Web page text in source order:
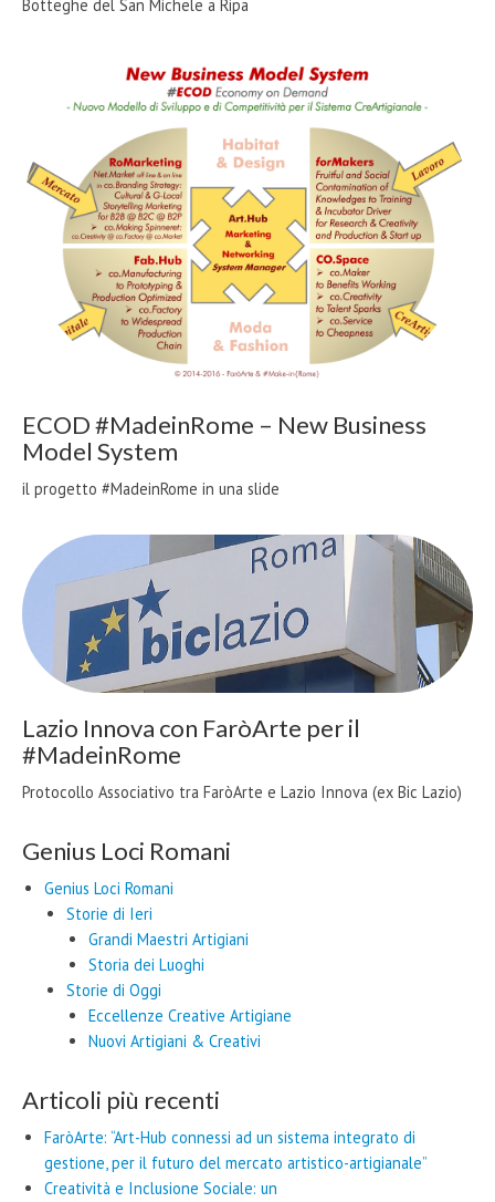
Botteghe del San Michele a Ripa
ECOD #MadeinRome – New Business
Model System
il progetto #MadeinRome in una slide
Lazio Innova con FaròArte per il
#MadeinRome
Protocollo Associativo tra FaròArte e Lazio Innova (ex Bic Lazio)
Genius Loci Romani
Genius Loci Romani
Storie di Ieri
Grandi Maestri Artigiani
Storia dei Luoghi
Storie di Oggi
Eccellenze Creative Artigiane
Nuovi Artigiani & Creativi
Articoli più recenti
FaròArte: “Art-Hub connessi ad un sistema integrato di
gestione, per il futuro del mercato artistico-artigianale”
Creatività e Inclusione Sociale: un